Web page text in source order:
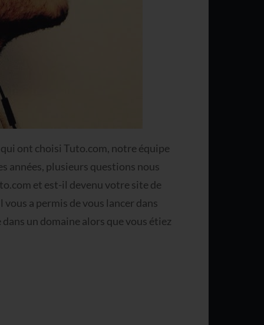
ont choisi Tuto.com, notre équipe
années, plusieurs questions nous
et est-il devenu votre site de
vous a permis de vous lancer dans
un domaine alors que vous étiez